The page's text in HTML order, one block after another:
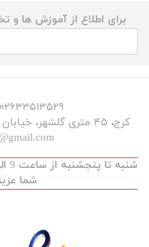
برای اطلاع از آموزش ها و
۰۲۶۳۳۵۱۳۵۲۹ - ۰۲۶۳۳۵۳۴۳۱۵
کرج، ۴۵ متری گلشهر، خیابان کوکب شرقی، عکس و فیلم مکث
شما